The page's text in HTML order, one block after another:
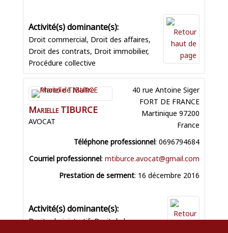
Droit commercial, Droit des affaires,
Droit des contrats, Droit immobilier,
Procédure collective
MarielleTIBURCE
AVOCAT
40 rue Antoine Siger
FORT DE FRANCE
Martinique 97200
France
Téléphone professionnel: 0696794684
Courriel professionnel: mtiburce.avocat@gmail.com
Prestation de serment: 16 décembre 2016
Droit administratif,Droit de la